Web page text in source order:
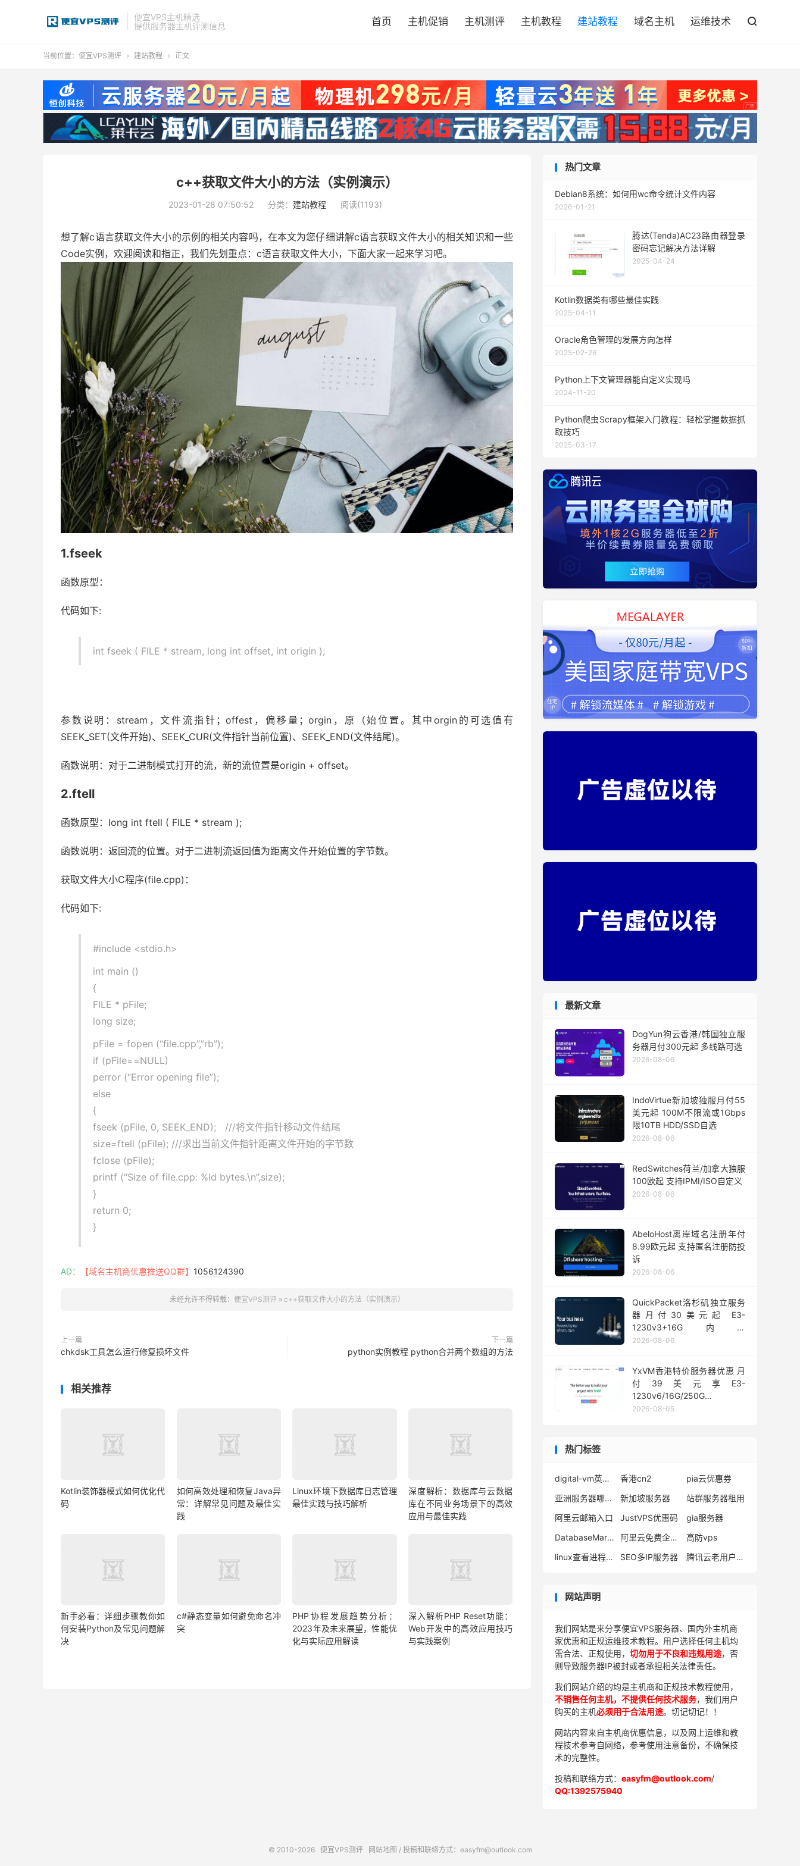
便宜VPS主机精选
提供服务器主机评测信息
首页 主机促销 主机测评 主机教程 建站教程 域名主机 运维技术 
当前位置： 便宜VPS测评  建站教程  正文
c++获取文件大小的方法（实例演示）
2023-01-28 07:50:52 分类： 建站教程 阅读(1193)
想了解c语言获取文件大小的示例的相关内容吗，在本文为您仔细讲解c语言获取文件大小的相关知识和一些
Code实例，欢迎阅读和指正，我们先划重点：c语言获取文件大小，下面大家一起来学习吧。
1.fseek
函数原型：
代码如下:
int fseek ( FILE * stream, long int offset, int origin );
参数说明：stream，文件流指针；offest，偏移量；orgin，原（始位置。其中orgin的可选值有
SEEK_SET(文件开始)、SEEK_CUR(文件指针当前位置)、SEEK_END(文件结尾)。
函数说明：对于二进制模式打开的流，新的流位置是origin + offset。
2.ftell
函数原型：long int ftell ( FILE * stream );
函数说明：返回流的位置。对于二进制流返回值为距离文件开始位置的字节数。
获取文件大小C程序(file.cpp)：
代码如下:
#include <stdio.h>
int main ()
{
FILE * pFile;
long size;
pFile = fopen (“file.cpp”,”rb”);
if (pFile==NULL)
perror (“Error opening file”);
else
{
fseek (pFile, 0, SEEK_END); ///将文件指针移动文件结尾
size=ftell (pFile); ///求出当前文件指针距离文件开始的字节数
fclose (pFile);
printf (“Size of file.cpp: %ld bytes.\n”,size);
}
return 0;
}
AD： 【域名主机商优惠推送QQ群】 1056124390
未经允许不得转载： 便宜VPS测评» c++获取文件大小的方法（实例演示）
上一篇
chkdsk工具怎么运行修复损坏文件
下一篇
python实例教程 python合并两个数组的方法
相关推荐
Kotlin装饰器模式如何优化代
码
如何高效处理和恢复Java异
常：详解常见问题及最佳实
践
Linux环境下数据库日志管理
最佳实践与技巧解析
深度解析：数据库与云数据
库在不同业务场景下的高效
应用与最佳实践
新手必看：详细步骤教你如
何安装Python及常见问题解
决
c#静态变量如何避免命名冲
突
PHP协程发展趋势分析：
2023年及未来展望，性能优
化与实际应用解读
深入解析PHP Reset功能：
Web开发中的高效应用技巧
与实践案例
热门文章
Debian8系统：如何用wc命令统计文件内容
2026-01-21
腾达(Tenda)AC23路由器登录
密码忘记解决方法详解
2025-04-24
Kotlin数据类有哪些最佳实践
2025-04-11
Oracle角色管理的发展方向怎样
2025-02-26
Python上下文管理器能自定义实现吗
2024-11-20
Python爬虫Scrapy框架入门教程：轻松掌握数据抓
取技巧
2025-03-17
最新文章
DogYun狗云香港/韩国独立服
务器月付300元起 多线路可选
2026-08-06
IndoVirtue新加坡独服月付55
美元起 100M不限流或1Gbps
限10TB HDD/SSD自选
2026-08-06
RedSwitches荷兰/加拿大独服
100欧起 支持IPMI/ISO自定义
2026-08-06
AbeloHost离岸域名注册年付
8.99欧元起 支持匿名注册防投
诉
2026-08-06
QuickPacket洛杉矶独立服务
器月付30美元起 E3-
1230v3+16G内存
1Gbps@50TB大流量
2026-08-06
YxVM香港特价服务器优惠 月
付39美元享E3-
1230v6/16G/250G
SSD/10TB流量
2026-08-05
热门标签
digital-vm英国vps 香港cn2
pia云优惠券
亚洲服务器哪家好
新加坡服务器
站群服务器租用
阿里云邮箱入口
JustVPS优惠码
gia服务器
DatabaseMart优惠码
阿里云免费企业邮箱注册
高防vps
linux查看进程命令
SEO多IP服务器 腾讯云老用户优惠
网站声明
我们网站是来分享便宜VPS服务器、国内外主机商
家优惠和正规运维技术教程。用户选择任何主机均
需合法、正规使用， 切勿用于不良和违规用途，否
则导致服务器IP被封或者承担相关法律责任。
我们网站介绍的均是主机商和正规技术教程使用，
不销售任何主机，不提供任何技术服务，我们用户
购买的主机必须用于合法用途。切记切记！！
网站内容来自主机商优惠信息，以及网上运维和教
程技术参考自网络，参考使用注意备份，不确保技
术的完整性。
投稿和联络方式： easyfm@outlook.com/
QQ:1392575940
© 2010-2026 便宜VPS测评 网站地图 / 投稿和联络方式：easyfm@outlook.com